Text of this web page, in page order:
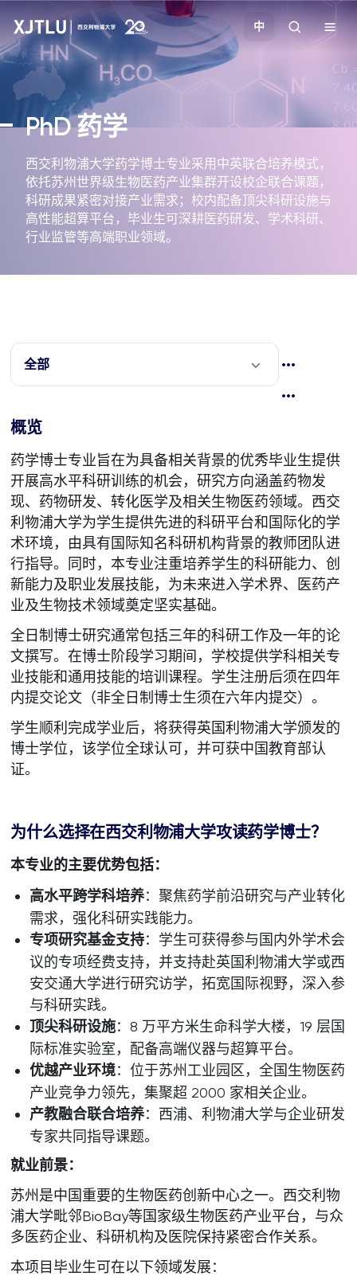
招生
科研
学院
校园生活
中
PhD药学
西交利物浦大学药学博士专业采用中英联合培养模式，
依托苏州世界级生物医药产业集群开设校企联合课题，
科研成果紧密对接产业需求；校内配备顶尖科研设施与
高性能超算平台，毕业生可深耕医药研发、学术科研、
行业监管等高端职业领域。
全部
概览
药学博士专业旨在为具备相关背景的优秀毕业生提供
开展高水平科研训练的机会，研究方向涵盖药物发
现、药物研发、转化医学及相关生物医药领域。西交
利物浦大学为学生提供先进的科研平台和国际化的学
术环境，由具有国际知名科研机构背景的教师团队进
行指导。同时，本专业注重培养学生的科研能力、创
新能力及职业发展技能，为未来进入学术界、医药产
业及生物技术领域奠定坚实基础。
全日制博士研究通常包括三年的科研工作及一年的论
文撰写。在博士阶段学习期间，学校提供学科相关专
业技能和通用技能的培训课程。学生注册后须在四年
内提交论文（非全日制博士生须在六年内提交）。
学生顺利完成学业后，将获得英国利物浦大学颁发的
博士学位，该学位全球认可，并可获中国教育部认
证。
为什么选择在西交利物浦大学攻读药学博士？
本专业的主要优势包括：
高水平跨学科培养：聚焦药学前沿研究与产业转化
需求，强化科研实践能力。
专项研究基金支持：学生可获得参与国内外学术会
议的专项经费支持，并支持赴英国利物浦大学或西
安交通大学进行研究访学，拓宽国际视野，深入参
与科研实践。
顶尖科研设施：8 万平方米生命科学大楼，19 层国
际标准实验室，配备高端仪器与超算平台。
优越产业环境：位于苏州工业园区，全国生物医药
产业竞争力领先，集聚超 2000 家相关企业。
产教融合联合培养：西浦、利物浦大学与企业研发
专家共同指导课题。
就业前景：
苏州是中国重要的生物医药创新中心之一。西交利物
浦大学毗邻BioBay等国家级生物医药产业平台，与众
多医药企业、科研机构及医院保持紧密合作关系。
本项目毕业生可在以下领域发展：